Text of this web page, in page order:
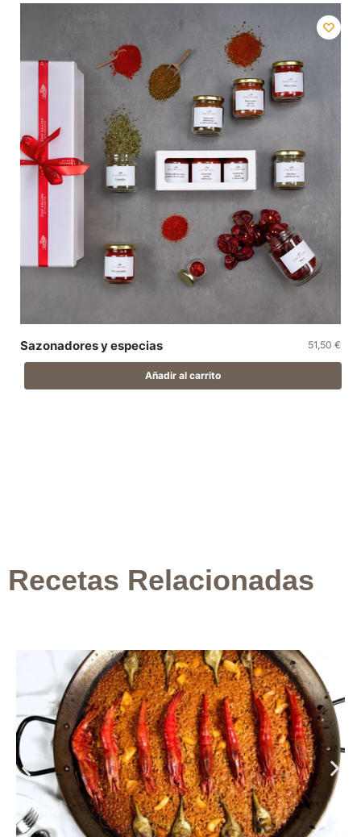
Sazonadores y especias 51,50 €
Añadir al carrito
Recetas Relacionadas